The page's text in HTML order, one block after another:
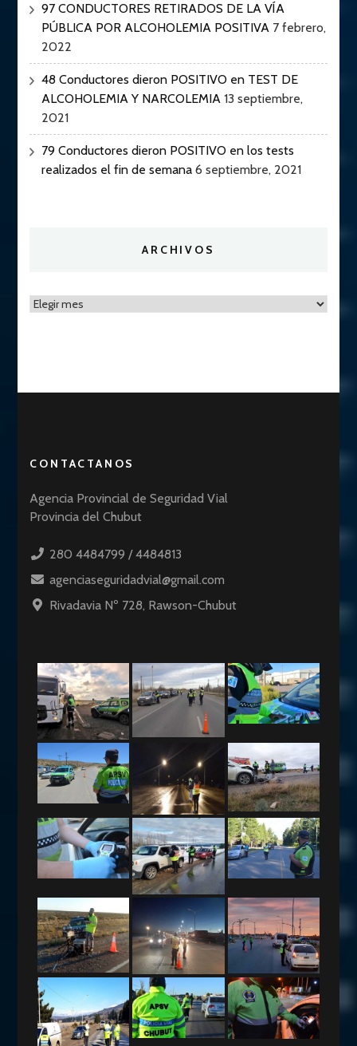
97 CONDUCTORES RETIRADOS DE LA VÍA
PÚBLICA POR ALCOHOLEMIA POSITIVA 7 febrero,
2022
48 Conductores dieron POSITIVO en TEST DE
ALCOHOLEMIA Y NARCOLEMIA 13 septiembre,
2021
79 Conductores dieron POSITIVO en los tests
realizados el fin de semana 6 septiembre, 2021
ARCHIVOS
Archivos
CONTACTANOS
Agencia Provincial de Seguridad Vial
Provincia del Chubut
280 4484799 / 4484813
agenciaseguridadvial@gmail.com
Rivadavia Nº 728, Rawson-Chubut